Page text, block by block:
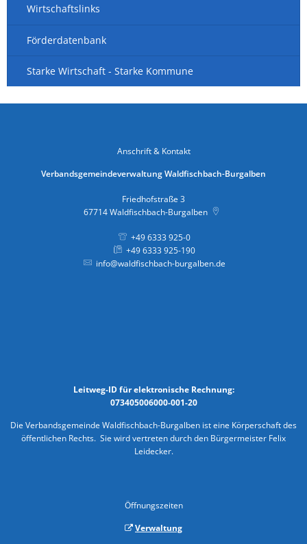
Wirtschaftslinks
Förderdatenbank
Starke Wirtschaft - Starke Kommune
Anschrift & Kontakt
Verbandsgemeindeverwaltung Waldfischbach-Burgalben
Friedhofstraße 3
67714 Waldfischbach-Burgalben
+49 6333 925-0
+49 6333 925-190
info@waldfischbach-burgalben.de
Leitweg-ID für elektronische Rechnung:
073405006000-001-20
Die Verbandsgemeinde Waldfischbach-Burgalben ist eine Körperschaft des
öffentlichen Rechts. Sie wird vertreten durch den Bürgermeister Felix
Leidecker.
Öffnungszeiten
Verwaltung